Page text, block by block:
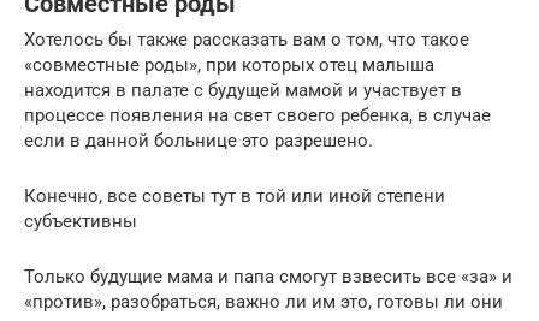
Хотелось бы также рассказать вам о том, что такое
«совместные роды», при которых отец малыша
находится в палате с будущей мамой и участвует в
процессе появления на свет своего ребенка, в случае
если в данной больнице это разрешено.
Конечно, все советы тут в той или иной степени
субъективны
Только будущие мама и папа смогут взвесить все «за» и
«против», разобраться, важно ли им это, готовы ли они